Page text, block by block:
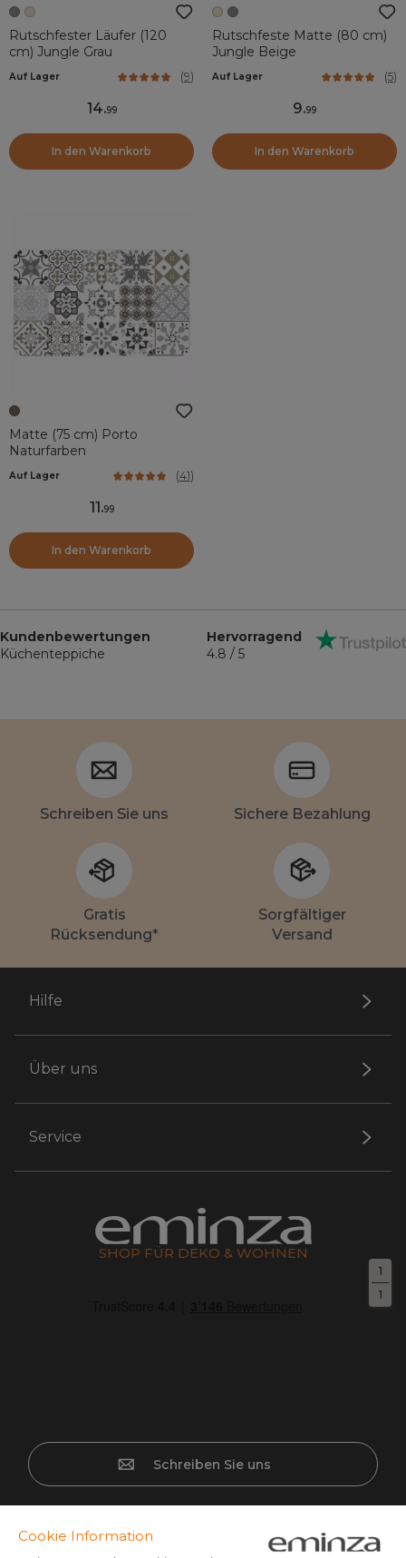
1
1
Rutschfester Läufer (120
cm) Jungle Grau
Auf Lager (9)
14.99
In den Warenkorb
Rutschfeste Matte (80 cm)
Jungle Beige
Auf Lager (5)
9.99
In den Warenkorb
Matte (75 cm) Porto
Naturfarben
Auf Lager (41)
11.99
In den Warenkorb
Kundenbewertungen
Küchenteppiche
Hervorragend
4.8 / 5
Schreiben Sie uns Sichere Bezahlung
Gratis
Rücksendung*
Sorgfältiger
Versand
Hilfe
Über uns
Service
SHOP FÜR DEKO & WOHNEN
Schreiben Sie uns
Sichere Bezahlung